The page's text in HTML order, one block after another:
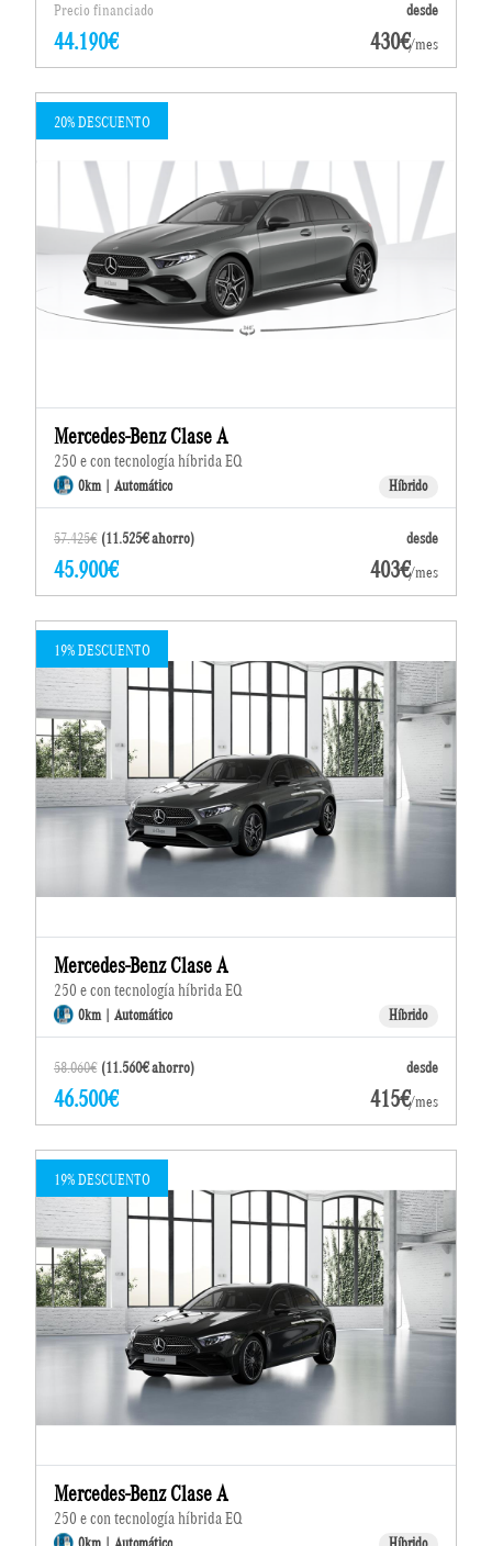
Precio financiado desde
44.190€ 430€/mes
20% DESCUENTO
Mercedes-Benz Clase A
250 e con tecnología híbrida EQ
0km | Automático Híbrido
57.425€ (11.525€ ahorro) desde
45.900€ 403€/mes
19% DESCUENTO
Mercedes-Benz Clase A
250 e con tecnología híbrida EQ
0km | Automático Híbrido
58.060€ (11.560€ ahorro) desde
46.500€ 415€/mes
19% DESCUENTO
Mercedes-Benz Clase A
250 e con tecnología híbrida EQ